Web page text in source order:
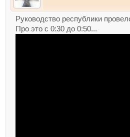
Руководство республики
Про это с 0:30 до 0:50...